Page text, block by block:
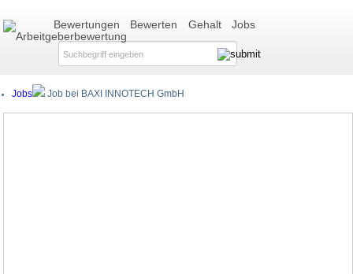
Bewertungen Bewerten Gehalt Jobs
Jobs Job bei BAXI INNOTECH GmbH